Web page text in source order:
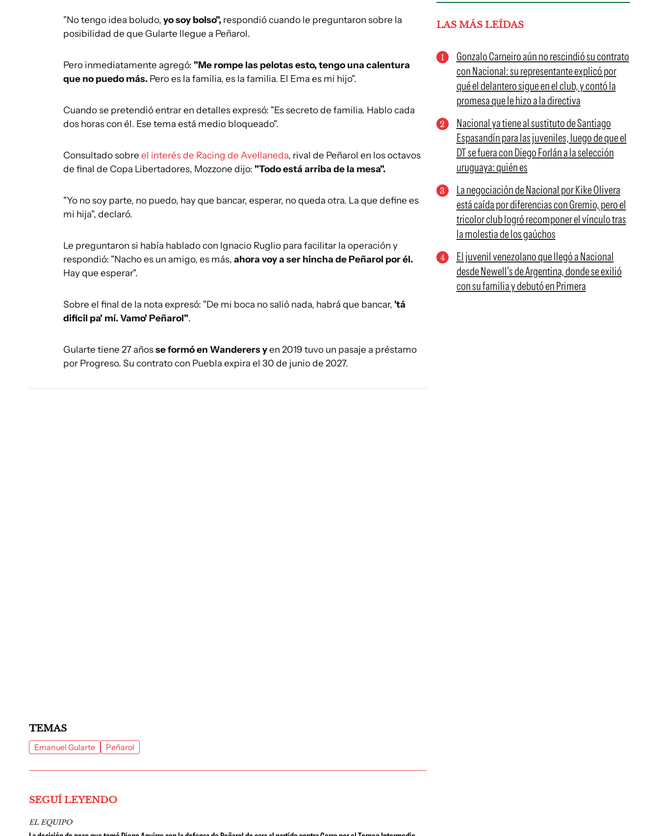
"No tengo idea boludo, yo soy bolso", respondió cuando le preguntaron sobre la
posibilidad de que Gularte llegue a Peñarol.
Pero inmediatamente agregó: "Me rompe las pelotas esto, tengo una calentura
que no puedo más. Pero es la familia, es la familia. El Ema es mi hijo".
Cuando se pretendió entrar en detalles expresó: "Es secreto de familia. Hablo cada
dos horas con él. Ese tema está medio bloqueado".
Consultado sobre el interés de Racing de Avellaneda, rival de Peñarol en los octavos
de final de Copa Libertadores, Mozzone dijo: "Todo está arriba de la mesa".
"Yo no soy parte, no puedo, hay que bancar, esperar, no queda otra. La que define es
mi hija", declaró.
Le preguntaron si había hablado con Ignacio Ruglio para facilitar la operación y
respondió: "Nacho es un amigo, es más, ahora voy a ser hincha de Peñarol por él.
Hay que esperar".
Sobre el final de la nota expresó: "De mi boca no salió nada, habrá que bancar, 'tá
dificil pa' mí. Vamo' Peñarol".
Gularte tiene 27 añosse formó en Wanderers yen 2019 tuvo un pasaje a préstamo
por Progreso. Su contrato con Puebla expira el 30 de junio de 2027.
LAS MÁS LEÍDAS
Gonzalo Carneiro aún no rescindió su contrato
con Nacional: su representante explicó por
qué el delantero sigue en el club, y contó la
promesa que le hizo a la directiva
Nacional ya tiene al sustituto de Santiago
Espasandín para las juveniles, luego de que el
DT se fuera con Diego Forlán a la selección
uruguaya: quién es
La negociación de Nacional por Kike Olivera
está caída por diferencias con Gremio, pero el
tricolor club logró recomponer el vínculo tras
la molestia de los gaúchos
El juvenil venezolano que llegó a Nacional
desde Newell's de Argentina, donde se exilió
con su familia y debutó en Primera
TEMAS
Emanuel Gularte Peñarol
SEGUÍ LEYENDO
EL EQUIPO